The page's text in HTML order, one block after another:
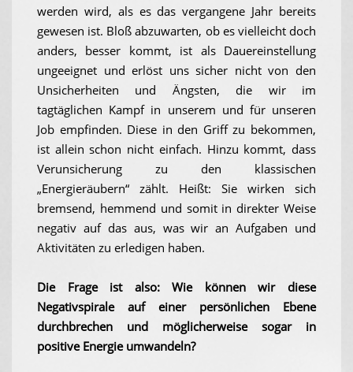
werden wird, als es das vergangene Jahr bereits
gewesen ist. Bloß abzuwarten, ob es vielleicht doch
anders, besser kommt, ist als Dauereinstellung
ungeeignet und erlöst uns sicher nicht von den
Unsicherheiten und Ängsten, die wir im
tagtäglichen Kampf in unserem und für unseren
Job empfinden. Diese in den Griff zu bekommen,
ist allein schon nicht einfach. Hinzu kommt, dass
Verunsicherung zu den klassischen
„Energieräubern“ zählt. Heißt: Sie wirken sich
bremsend, hemmend und somit in direkter Weise
negativ auf das aus, was wir an Aufgaben und
Aktivitäten zu erledigen haben.
Die Frage ist also: Wie können wir diese
Negativspirale auf einer persönlichen Ebene
durchbrechen und möglicherweise sogar in
positive Energie umwandeln?